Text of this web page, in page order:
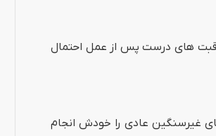
های درست پس از عمل احتمال
غیرسنگین عادی را خودش انجام